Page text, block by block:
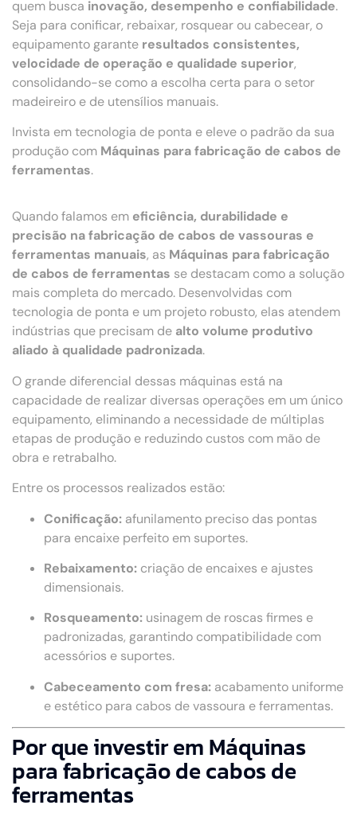
quem busca inovação, desempenho e confiabilidade.
Seja para conificar, rebaixar, rosquear ou cabecear, o
equipamento garante resultados consistentes,
velocidade de operação e qualidade superior,
consolidando-se como a escolha certa para o setor
madeireiro e de utensílios manuais.
Invista em tecnologia de ponta e eleve o padrão da sua
produção com Máquinas para fabricação de cabos de
ferramentas.
Quando falamos em eficiência, durabilidade e
precisão na fabricação de cabos de vassouras e
ferramentas manuais, as Máquinas para fabricação
de cabos de ferramentas se destacam como a solução
mais completa do mercado. Desenvolvidas com
tecnologia de ponta e um projeto robusto, elas atendem
indústrias que precisam de alto volume produtivo
aliado à qualidade padronizada.
O grande diferencial dessas máquinas está na
capacidade de realizar diversas operações em um único
equipamento, eliminando a necessidade de múltiplas
etapas de produção e reduzindo custos com mão de
obra e retrabalho.
Entre os processos realizados estão:
Conificação: afunilamento preciso das pontas
para encaixe perfeito em suportes.
Rebaixamento: criação de encaixes e ajustes
dimensionais.
Rosqueamento: usinagem de roscas firmes e
padronizadas, garantindo compatibilidade com
acessórios e suportes.
Cabeceamento com fresa: acabamento uniforme
e estético para cabos de vassoura e ferramentas.
Por que investir em Máquinas
para fabricação de cabos de
ferramentas